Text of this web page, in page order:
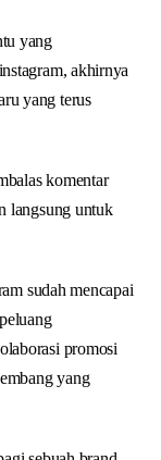
yang
akhirnya
yang terus
komentar
langsung untuk
sudah mencapai
promosi
yang